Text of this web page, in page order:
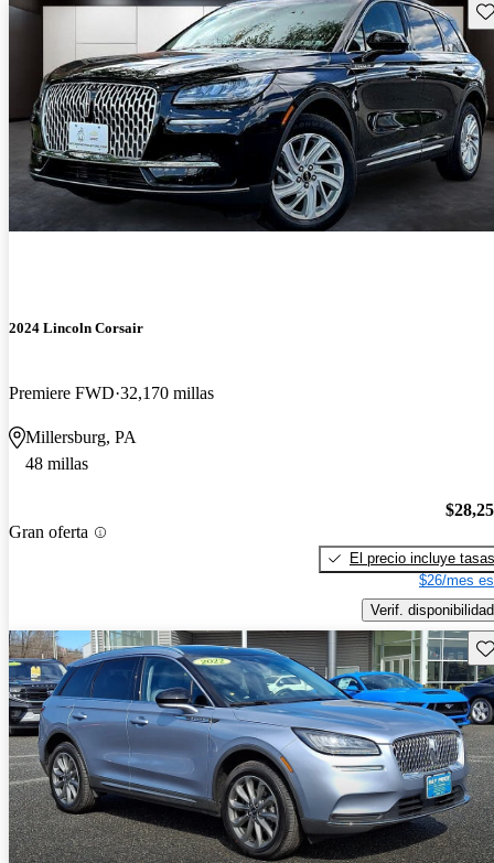
2024 Lincoln Corsair
Premiere FWD 32,170 millas
Millersburg, PA
48 millas
Gran oferta
El precio incluye tasas
$26/mes
Verif. disponibilidad